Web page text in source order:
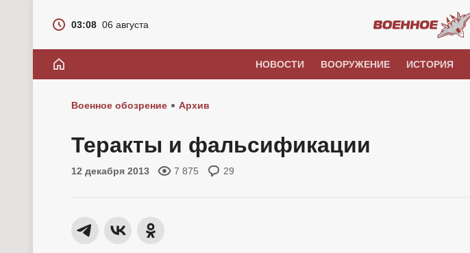
03:08 06 августа
НОВОСТИ ВООРУЖЕНИЕ ИСТОРИЯ
Военное обозрение Архив
Теракты и фальсификации
12 декабря 2013 7 875 29